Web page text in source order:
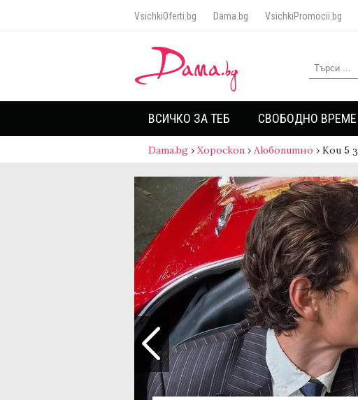
VsichkiOferti.bg Dama.bg VsichkiPromocii.bg
ВСИЧКО ЗА ТЕБ СВОБОДНО ВРЕМЕ
Dama.bg › Хороскоп › Любопитно › Кои 5